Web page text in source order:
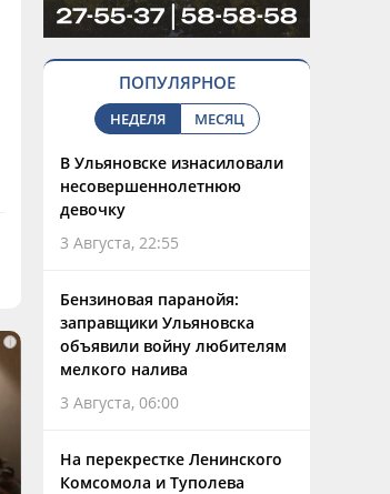
i
ПОПУЛЯРНОЕ
НЕДЕЛЯ МЕСЯЦ
В Ульяновске изнасиловали
несовершеннолетнюю
девочку
3 Августа, 22:55
Бензиновая паранойя:
заправщики Ульяновска
объявили войну любителям
мелкого налива
3 Августа, 06:00
На перекрестке Ленинского
Комсомола и Туполева